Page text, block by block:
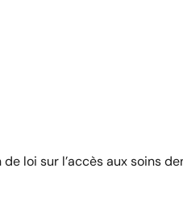
loi sur l’accès aux soins